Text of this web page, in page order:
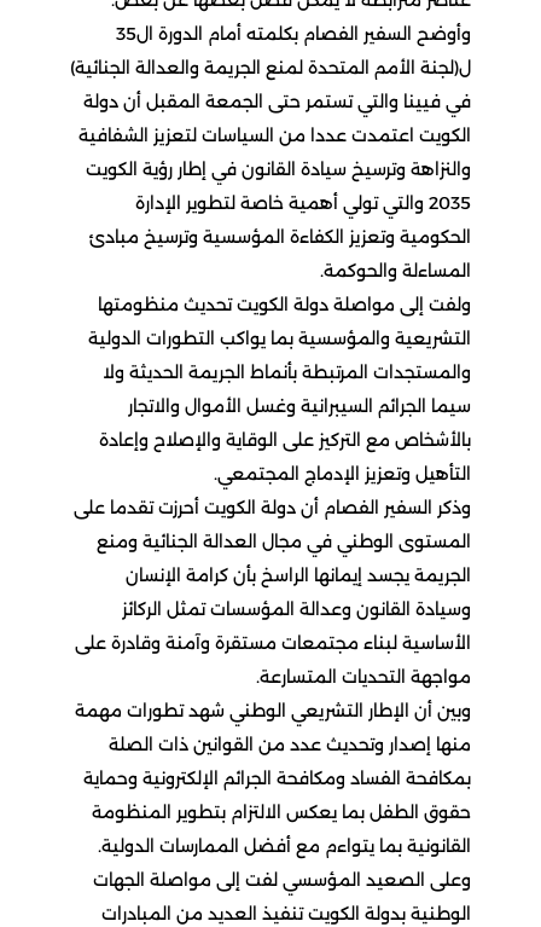
وأوضح السفير الفصام بكلمته أمام الدورة ال35
ل(لجنة الأمم المتحدة لمنع الجريمة والعدالة الجنائية)
في فيينا والتي تستمر حتى الجمعة المقبل أن دولة
الكويت اعتمدت عددا من السياسات لتعزيز الشفافية
والنزاهة وترسيخ سيادة القانون في إطار رؤية الكويت
2035 والتي تولي أهمية خاصة لتطوير الإدارة
الحكومية وتعزيز الكفاءة المؤسسية وترسيخ مبادئ
المساءلة والحوكمة.
ولفت إلى مواصلة دولة الكويت تحديث منظومتها
التشريعية والمؤسسية بما يواكب التطورات الدولية
والمستجدات المرتبطة بأنماط الجريمة الحديثة ولا
سيما الجرائم السيبرانية وغسل الأموال والاتجار
بالأشخاص مع التركيز على الوقاية والإصلاح وإعادة
التأهيل وتعزيز الإدماج المجتمعي.
وذكر السفير الفصام أن دولة الكويت أحرزت تقدما على
المستوى الوطني في مجال العدالة الجنائية ومنع
الجريمة يجسد إيمانها الراسخ بأن كرامة الإنسان
وسيادة القانون وعدالة المؤسسات تمثل الركائز
الأساسية لبناء مجتمعات مستقرة وآمنة وقادرة على
مواجهة التحديات المتسارعة.
وبين أن الإطار التشريعي الوطني شهد تطورات مهمة
منها إصدار وتحديث عدد من القوانين ذات الصلة
بمكافحة الفساد ومكافحة الجرائم الإلكترونية وحماية
حقوق الطفل بما يعكس الالتزام بتطوير المنظومة
القانونية بما يتواءم مع أفضل الممارسات الدولية.
وعلى الصعيد المؤسسي لفت إلى مواصلة الجهات
الوطنية بدولة الكويت تنفيذ العديد من المبادرات